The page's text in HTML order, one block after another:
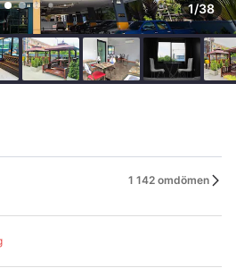
1/38
1 142 omdömen